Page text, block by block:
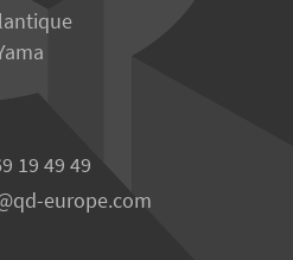
19 49 49
qd-europe.com